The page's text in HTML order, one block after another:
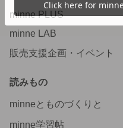
minne PLUS
minne LAB
販売支援企画・イベント
読みもの
minneとものづくりと
minne学習帖